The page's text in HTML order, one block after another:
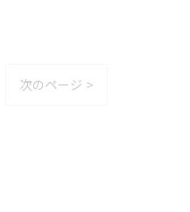
次のページ >